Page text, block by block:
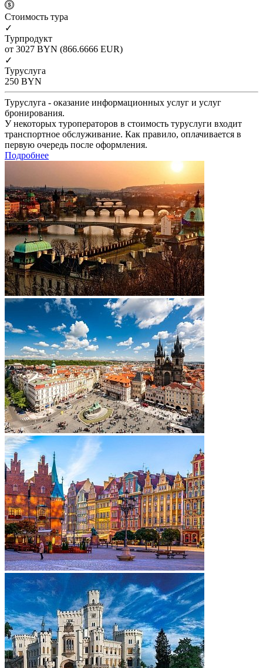
Cтоимость тура
✓
Турпродукт
от 3027 BYN (866.6666 EUR)
✓
Туруслуга
250 BYN
Туруслуга - оказание информационных услуг и услуг
бронирования.
У некоторых туроператоров в стоимость туруслуги входит
транспортное обслуживание. Как правило, оплачивается в
первую очередь после оформления.
Подробнее